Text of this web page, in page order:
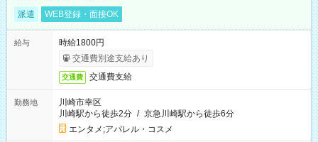
派遣 WEB登録・面接OK
給与
時給1800円
交通費別途支給あり
交通費 交通費支給
勤務地
川崎市幸区
川崎駅から徒歩2分 / 京急川崎駅から徒歩6分
エンタメ;アパレル・コスメ